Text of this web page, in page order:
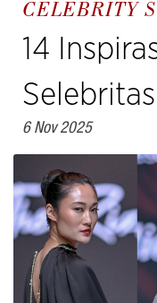
CELEBRITY
14
6 Nov 2025